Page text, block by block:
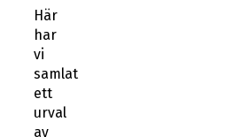
Här
har
vi
samlat
ett
urval
av